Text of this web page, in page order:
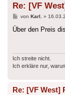
Re: [VF
Beitrag
von Karl. »
Über den Preis
Ich streite nicht.
Ich erkläre nur,
Re: [VF West]